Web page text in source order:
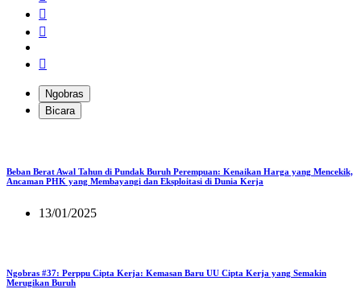
Ngobras
Bicara
Beban Berat Awal Tahun di Pundak Buruh Perempuan: Kenaikan Harga yang Mencekik,
Ancaman PHK yang Membayangi dan Eksploitasi di Dunia Kerja
13/01/2025
Ngobras #37: Perppu Cipta Kerja: Kemasan Baru UU Cipta Kerja yang Semakin
Merugikan Buruh